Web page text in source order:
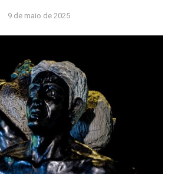
9 de maio de 2025